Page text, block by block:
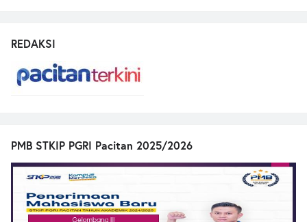
REDAKSI
PMB STKIP PGRI Pacitan 2025/2026